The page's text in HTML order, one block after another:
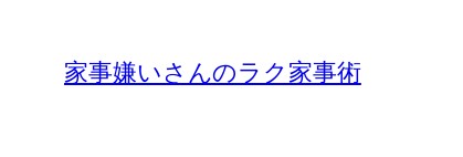
家事嫌いさんのラク家事術